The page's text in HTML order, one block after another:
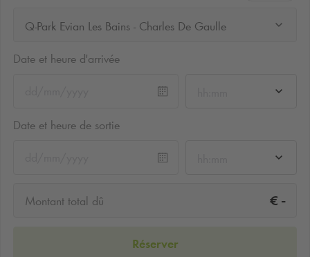
Q-Park Evian Les Bains - Charles De Gaulle
Date et heure d'arrivée
Date et heure de sortie
Montant total dû € -
Réserver